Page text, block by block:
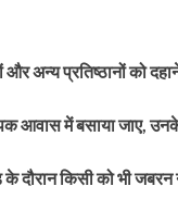
अन्य प्रतिष्ठानों को
आवास में बसाया जाए,
दौरान किसी को भी जबरन